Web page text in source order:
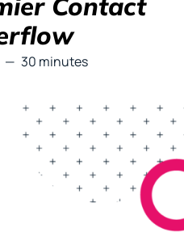
30 minutes